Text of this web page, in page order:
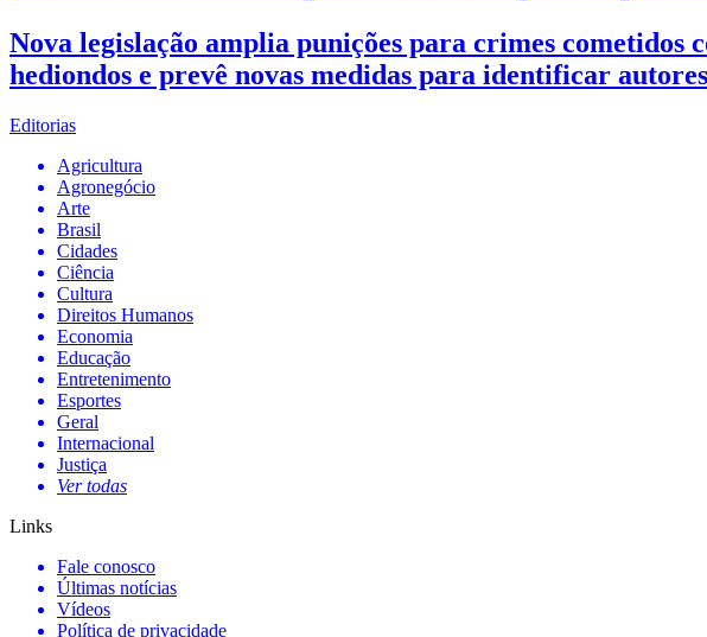
Nova legislação amplia punições para crimes
hediondos e prevê novas medidas para identificar
Editorias
Agricultura
Agronegócio
Arte
Brasil
Cidades
Ciência
Cultura
Direitos Humanos
Economia
Educação
Entretenimento
Esportes
Geral
Internacional
Justiça
Ver todas
Links
Fale conosco
Últimas notícias
Vídeos
Política de privacidade